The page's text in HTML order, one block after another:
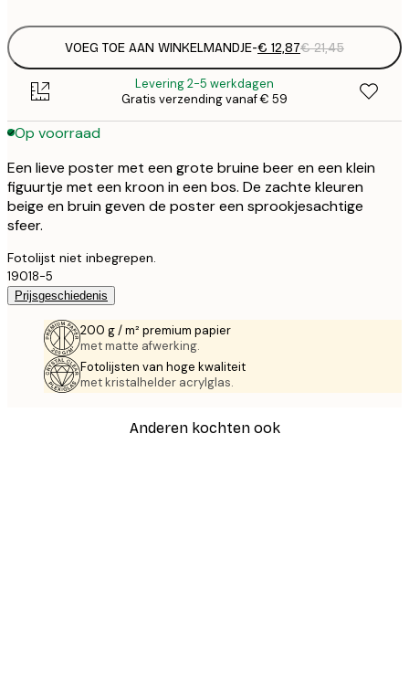
VOEG TOE AAN WINKELMANDJE-€ 12,87€ 21,45
Levering 2-5 werkdagen
Gratis verzending vanaf € 59
Op voorraad
Een lieve poster met een grote bruine beer en een klein
figuurtje met een kroon in een bos. De zachte kleuren
beige en bruin geven de poster een sprookjesachtige
sfeer.
Fotolijst niet inbegrepen.
19018-5
Prijsgeschiedenis
200 g / m² premium papier
met matte afwerking.
Fotolijsten van hoge kwaliteit
met kristalhelder acrylglas.
Anderen kochten ook